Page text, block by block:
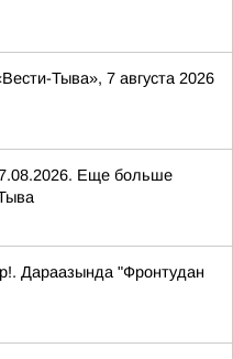
Тыва», 7 августа 2026
Еще больше
Дараазында "Фронтудан